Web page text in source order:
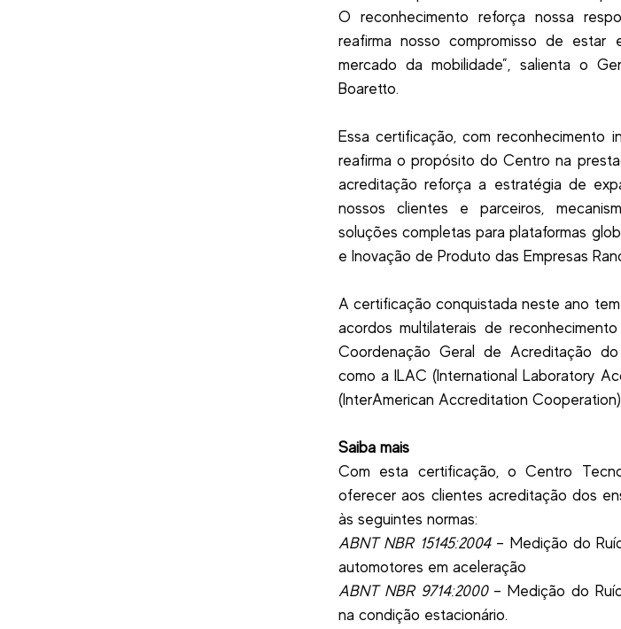
O reconhecimento reforça nossa
reafirma nosso compromisso de estar
mercado da mobilidade”, salienta o
Boaretto.
Essa certificação, com reconhecimento
reafirma o propósito do Centro na
acreditação reforça a estratégia de
nossos clientes e parceiros,
soluções completas para plataformas
e Inovação de Produto das Empresas
A certificação conquistada neste ano
acordos multilaterais de
Coordenação Geral de Acreditação
como a ILAC (International Laboratory
(InterAmerican Accreditation
Saiba mais
Com esta certificação, o Centro
oferecer aos clientes acreditação dos
às seguintes normas:
ABNT NBR 15145:2004– Medição do
automotores em aceleração
ABNT NBR 9714:2000– Medição do
na condição estacionário.